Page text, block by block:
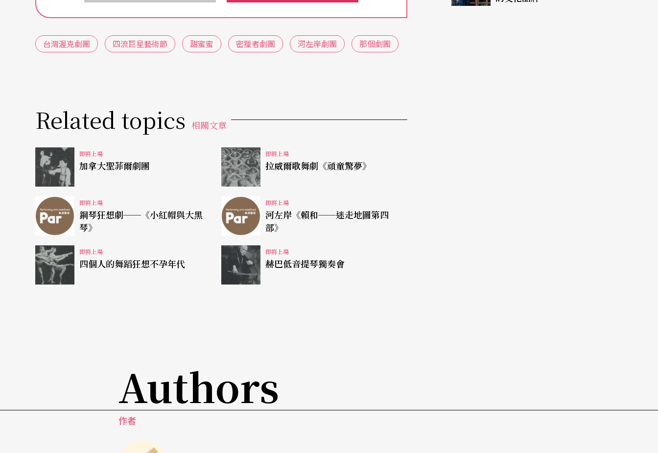
台灣渥克劇團 四流巨星藝術節 甜蜜蜜 密獵者劇團 河左岸劇團 那個劇團
Related topics 相關文章
即將上場
加拿大聖菲爾劇團
即將上場
拉威爾歌舞劇《頑童驚夢》
即將上場
鋼琴狂想劇──《小紅帽與大黑
琴》
即將上場
河左岸《賴和──迷走地圖第四
部》
即將上場
四個人的舞蹈狂想不孕年代
即將上場
赫巴低音提琴獨奏會
Authors
作者